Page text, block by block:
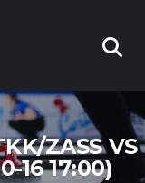
ZASS VS
16 17:00)